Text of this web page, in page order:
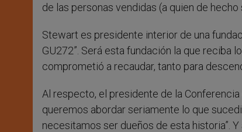
de las personas vendidas (a quien de
Stewart es presidente interior de una
GU272”. Será esta fundación la que reciba
comprometió a recaudar, tanto para
Al respecto, el presidente de la
queremos abordar seriamente lo que
necesitamos ser dueños de esta historia”.